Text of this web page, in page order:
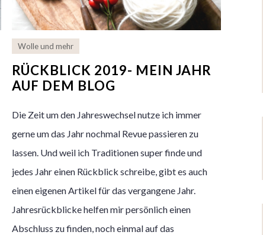
Wolle und mehr
RÜCKBLICK 2019- MEIN JAHR
AUF DEM BLOG
Die Zeit um den Jahreswechsel nutze ich immer
gerne um das Jahr nochmal Revue passieren zu
lassen. Und weil ich Traditionen super finde und
jedes Jahr einen Rückblick schreibe, gibt es auch
einen eigenen Artikel für das vergangene Jahr.
Jahresrückblicke helfen mir persönlich einen
Abschluss zu finden, noch einmal auf das